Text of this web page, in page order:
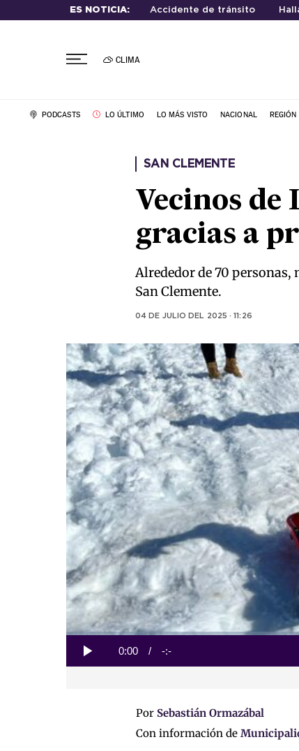
ES NOTICIA: Accidente de tránsito
CLIMA
PODCASTS LO ÚLTIMO LO MÁS VISTO NACIONAL
SAN CLEMENTE
Vecinos
gracias a
Alrededor de 70
San Clemente.
04 DE JULIO DEL 2025 · 11:26
Play Current
0:00 / Duration
-:-
Loaded:
Por Sebastián Ormazábal
Con información de